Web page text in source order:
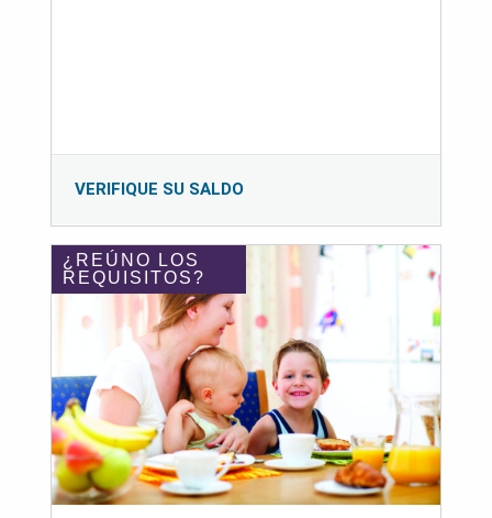
VERIFIQUE SU SALDO
¿REÚNO LOS
REQUISITOS?